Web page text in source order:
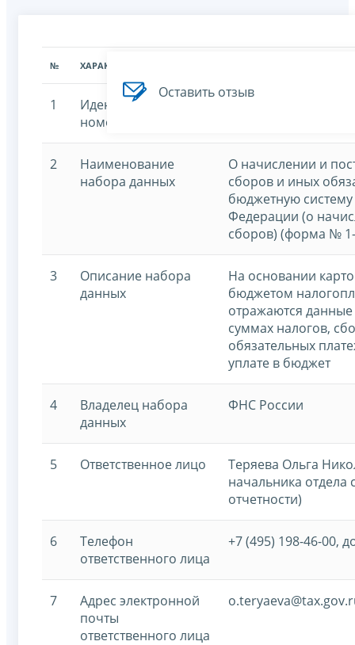
№ ХАРАКТЕРИСТИКА
1
Идентификационный
номер
2
Наименование
набора данных
О начислении и
сборов и иных
бюджетную
Федерации (о
сборов) (форма №
3
Описание набора
данных
На основании
бюджетом
отражаются
суммах налогов,
обязательных
уплате в бюджет
4
Владелец набора
данных
ФНС России
5 Ответственное лицо
Теряева Ольга
начальника отдела
отчетности)
6
Телефон
ответственного лица
+7 (495) 198-46-00,
7
Адрес электронной
почты
ответственного лица
Оставить отзыв